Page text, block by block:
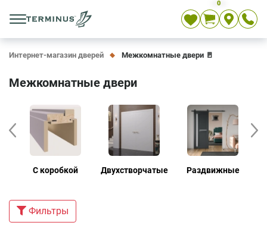
0
Интернет-магазин дверей Межкомнатные двери 🚪
Межкомнатные двери
С коробкой Двухстворчатые Раздвижные
Фильтры